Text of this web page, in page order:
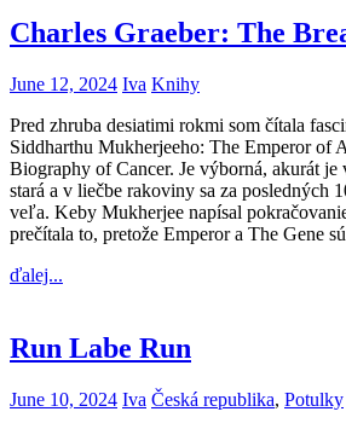
Charles Graeber: The
June 12, 2024 Iva Knihy
Pred zhruba desiatimi rokmi som čítala
Siddharthu Mukherjeeho: The Emperor of
Biography of Cancer. Je výborná, akurát
stará a v liečbe rakoviny sa za posledných
veľa. Keby Mukherjee napísal
prečítala to, pretože Emperor a The Gene
ďalej...
Run Labe Run
June 10, 2024 Iva Česká republika, Potulky